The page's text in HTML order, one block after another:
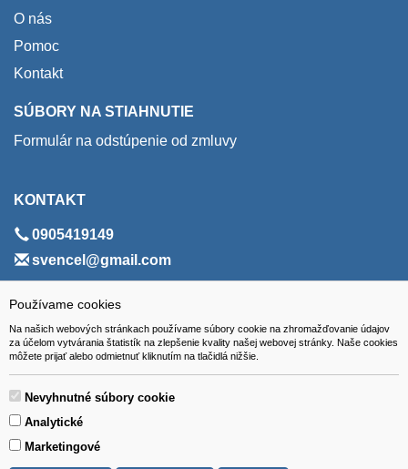
Používame cookies
Na našich webových stránkach používame súbory cookie na zhromažďovanie údajov
za účelom vytvárania štatistík na zlepšenie kvality našej webovej stránky. Naše cookies
môžete prijať alebo odmietnuť kliknutím na tlačidlá nižšie.
Nevyhnutné súbory cookie
Analytické
Marketingové
O nás
Pomoc
Kontakt
SÚBORY NA STIAHNUTIE
Formulár na odstúpenie od zmluvy
KONTAKT
0905419149
svencel@gmail.com
ADRESA
VEST - tech s.r.o.
Hviezdoslavova 280/6, 965 01 Žiar nad Hronom
Slovakia (Slovak Republic)